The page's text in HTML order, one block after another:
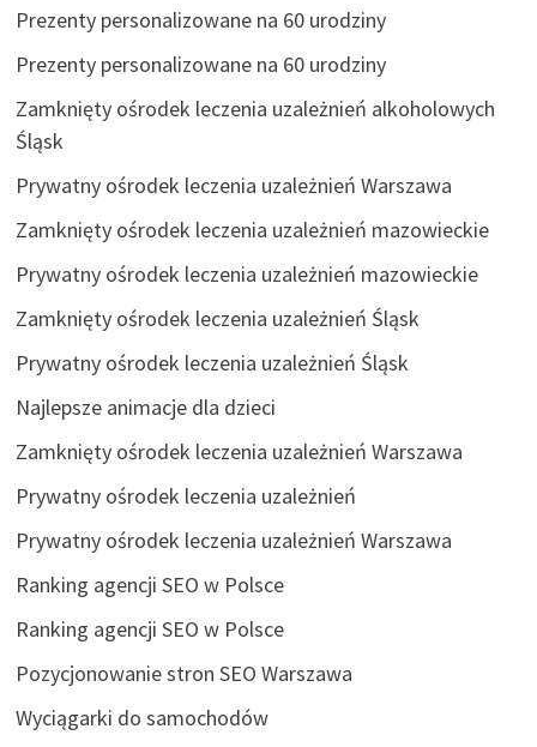
Prezenty personalizowane na 60 urodziny
Prezenty personalizowane na 60 urodziny
Zamknięty ośrodek leczenia uzależnień alkoholowych
Śląsk
Prywatny ośrodek leczenia uzależnień Warszawa
Zamknięty ośrodek leczenia uzależnień mazowieckie
Prywatny ośrodek leczenia uzależnień mazowieckie
Zamknięty ośrodek leczenia uzależnień Śląsk
Prywatny ośrodek leczenia uzależnień Śląsk
Najlepsze animacje dla dzieci
Zamknięty ośrodek leczenia uzależnień Warszawa
Prywatny ośrodek leczenia uzależnień
Prywatny ośrodek leczenia uzależnień Warszawa
Ranking agencji SEO w Polsce
Ranking agencji SEO w Polsce
Pozycjonowanie stron SEO Warszawa
Wyciągarki do samochodów